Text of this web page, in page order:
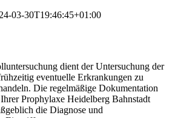
03-30T19:46:45+01:00
dient der Untersuchung der
eventuelle Erkrankungen zu
Die regelmäßige Dokumentation
Prophylaxe Heidelberg Bahnstadt
die Diagnose und